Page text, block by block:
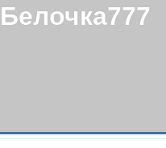
Белочка777